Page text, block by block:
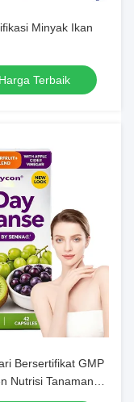
Minyak Ikan
Terbaik
Bersertifikat GMP
Nutrisi Tanaman
Multi-Ramuan,